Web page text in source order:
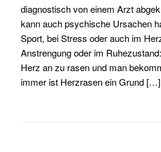
diagnostisch von einem Arzt
kann auch psychische Ursachen
Sport, bei Stress oder auch im
Anstrengung oder im
Herz an zu rasen und man
immer ist Herzrasen ein Grund […]